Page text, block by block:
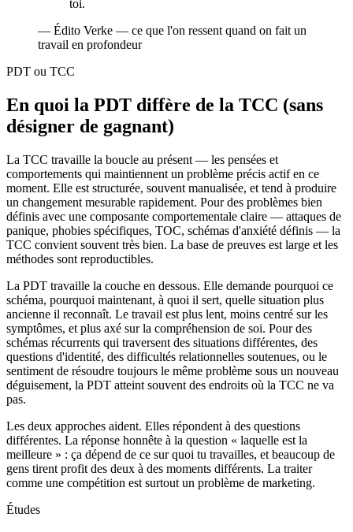
toi.
— Édito Verke — ce que l'on ressent quand on fait un
travail en profondeur
PDT ou TCC
En quoi la PDT diffère de la TCC (sans
désigner de gagnant)
La TCC travaille la boucle au présent — les pensées et
comportements qui maintiennent un problème précis actif en ce
moment. Elle est structurée, souvent manualisée, et tend à produire
un changement mesurable rapidement. Pour des problèmes bien
définis avec une composante comportementale claire — attaques de
panique, phobies spécifiques, TOC, schémas d'anxiété définis — la
TCC convient souvent très bien. La base de preuves est large et les
méthodes sont reproductibles.
La PDT travaille la couche en dessous. Elle demande pourquoi ce
schéma, pourquoi maintenant, à quoi il sert, quelle situation plus
ancienne il reconnaît. Le travail est plus lent, moins centré sur les
symptômes, et plus axé sur la compréhension de soi. Pour des
schémas récurrents qui traversent des situations différentes, des
questions d'identité, des difficultés relationnelles soutenues, ou le
sentiment de résoudre toujours le même problème sous un nouveau
déguisement, la PDT atteint souvent des endroits où la TCC ne va
pas.
Les deux approches aident. Elles répondent à des questions
différentes. La réponse honnête à la question « laquelle est la
meilleure » : ça dépend de ce sur quoi tu travailles, et beaucoup de
gens tirent profit des deux à des moments différents. La traiter
comme une compétition est surtout un problème de marketing.
Études